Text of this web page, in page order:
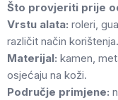
Što provjeriti prije
Vrstu alata: roleri,
različit način korištenja.
Materijal: kamen,
osjećaju na koži.
Područje primjene: